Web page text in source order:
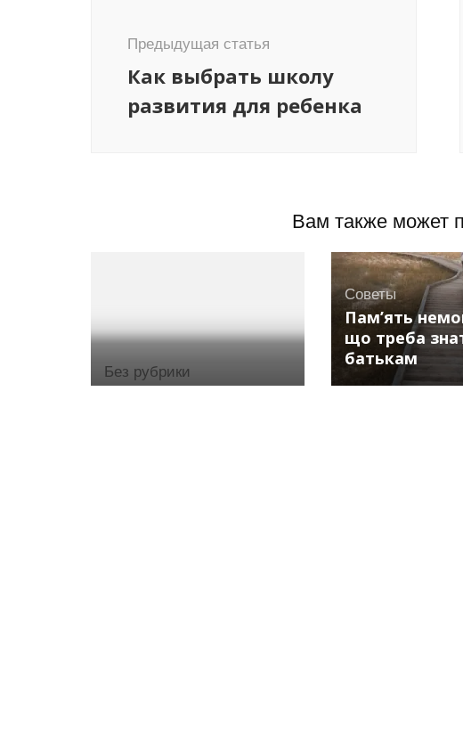
записям
Предыдущая статья
Как выбрать школу
развития для ребенка
Вам также может
Без рубрики
Советы
Пам’ять
що треба
батькам